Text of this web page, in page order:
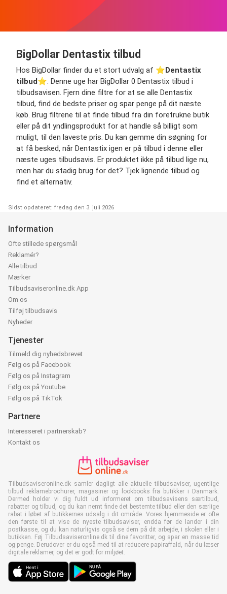
BigDollar Dentastix tilbud
Hos BigDollar finder du et stort udvalg af ⭐️Dentastix
tilbud⭐️. Denne uge har BigDollar 0 Dentastix tilbud i
tilbudsavisen. Fjern dine filtre for at se alle Dentastix
tilbud, find de bedste priser og spar penge på dit næste
køb. Brug filtrene til at finde tilbud fra din foretrukne butik
eller på dit yndlingsprodukt for at handle så billigt som
muligt, til den laveste pris. Du kan gemme din søgning for
at få besked, når Dentastix igen er på tilbud i denne eller
næste uges tilbudsavis. Er produktet ikke på tilbud lige nu,
men har du stadig brug for det? Tjek lignende tilbud og
find et alternativ.
Sidst opdateret: fredag den 3. juli 2026
Information
Ofte stillede spørgsmål
Reklamér?
Alle tilbud
Mærker
Tilbudsaviseronline.dk App
Om os
Tilføj tilbudsavis
Nyheder
Tjenester
Tilmeld dig nyhedsbrevet
Følg os på Facebook
Følg os på Instagram
Følg os på Youtube
Følg os på TikTok
Partnere
Interesseret i partnerskab?
Kontakt os
Tilbudsaviseronline.dk samler dagligt alle aktuelle tilbudsaviser, ugentlige
tilbud reklamebrochurer, magasiner og lookbooks fra butikker i Danmark.
Dermed holder vi dig fuldt ud informeret om tilbudsavisens særtilbud,
rabatter og tilbud, og du kan nemt finde det bestemte tilbud eller den særlige
rabat i løbet af butikkernes udsalg i dit område. Vores hjemmeside er ofte
den første til at vise de nyeste tilbudsaviser, endda før de lander i din
postkasse, og du kan naturligvis også se dem på dit arbejde, i skolen eller i
butikken. Føj Tilbudsaviseronline.dk til dine favoritter, og spar en masse tid
og penge. Derudover er du også med til at reducere papiraffald, når du læser
digitale reklamer, og det er godt for miljøet.